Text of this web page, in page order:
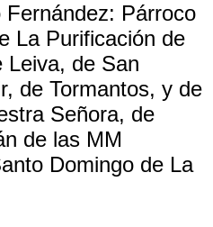
Fernández: Párroco
La Purificación de
Leiva, de San
de Tormantos, y de
Señora, de
de las MM
Domingo de La